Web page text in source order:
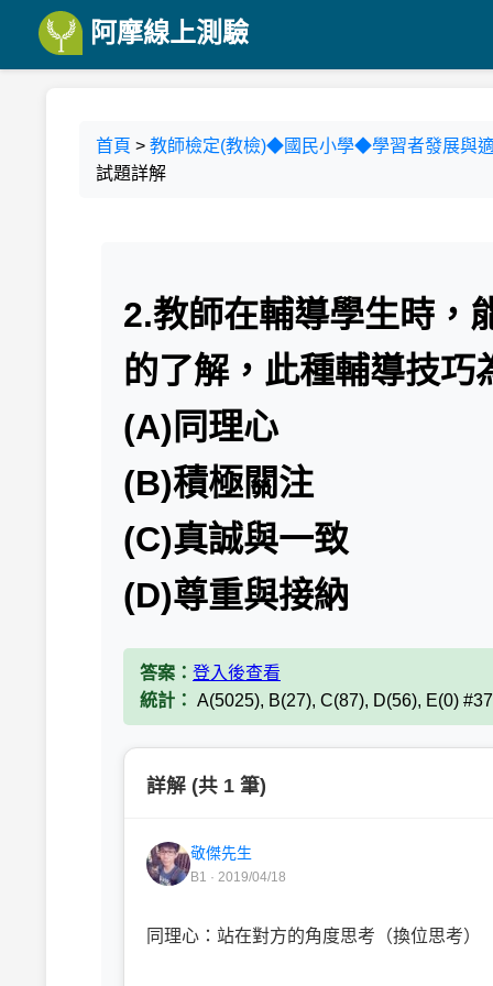
阿摩線上測驗
首頁 > 教師檢定(教檢)◆國民小學◆學習者發展與
試題詳解
2.教師在輔導學生時，
的了解，此種輔導技巧
(A)同理心
(B)積極關注
(C)真誠與一致
(D)尊重與接納
答案： 登入後查看
統計： A(5025), B(27), C(87), D(56), E(0)
詳解 (共 1 筆)
敬傑先生
B1 · 2019/04/18
同理心：站在對方的角度思考（換位思考）